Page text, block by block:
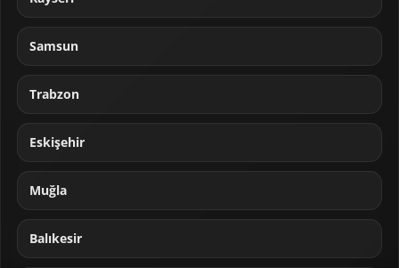
Samsun
Trabzon
Eskişehir
Muğla
Balıkesir